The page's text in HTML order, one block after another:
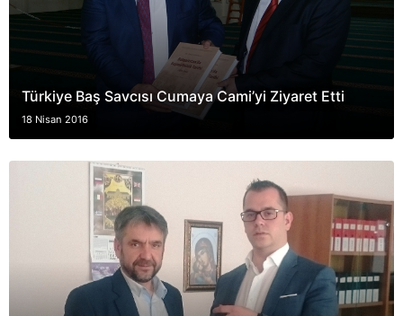
Türkiye Baş Savcısı Cumaya Cami’yi Ziyaret Etti
18 Nisan 2016